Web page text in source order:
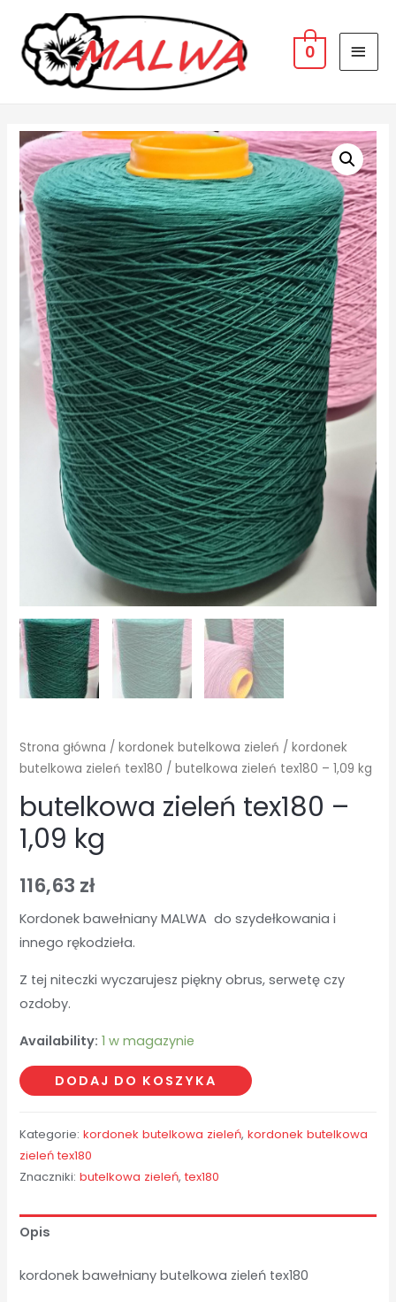
0
Strona główna /kordonek butelkowa zieleń /kordonek
butelkowa zieleń tex180 / butelkowa zieleń tex180 – 1,09 kg
butelkowa zieleń tex180 –
1,09 kg
116,63 zł
Kordonek bawełniany MALWA do szydełkowania i
innego rękodzieła.
Z tej niteczki wyczarujesz piękny obrus, serwetę czy
ozdoby.
Availability: 1 w magazynie
ilość
butelkowa
tex180
-
kg
DODAJ DO KOSZYKA
Kategorie:kordonek butelkowa zieleń,kordonek butelkowa
zieleń tex180
Znaczniki:butelkowa zieleń,tex180
Opis
kordonek bawełniany butelkowa zieleń tex180